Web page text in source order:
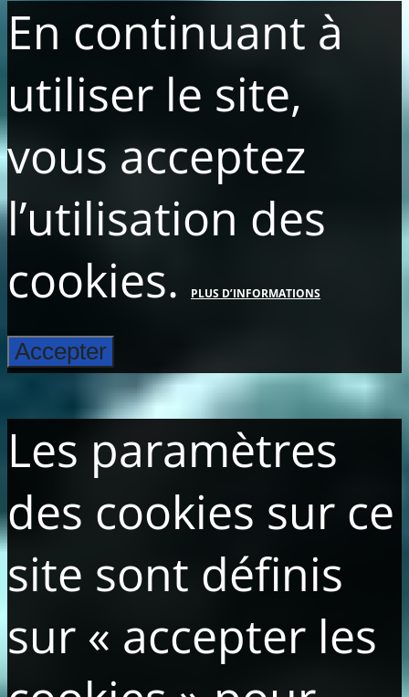
En continuant à
utiliser le site,
vous acceptez
l’utilisation des
cookies.
PLUS D’INFORMATIONS
Accepter
Les paramètres
des cookies sur ce
site sont définis
sur « accepter les